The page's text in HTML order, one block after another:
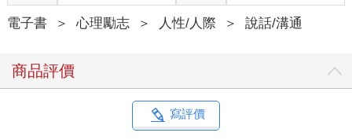
電子書 ＞ 心理勵志 ＞ 人性/人際 ＞ 說話/溝通
商品評價
寫評價